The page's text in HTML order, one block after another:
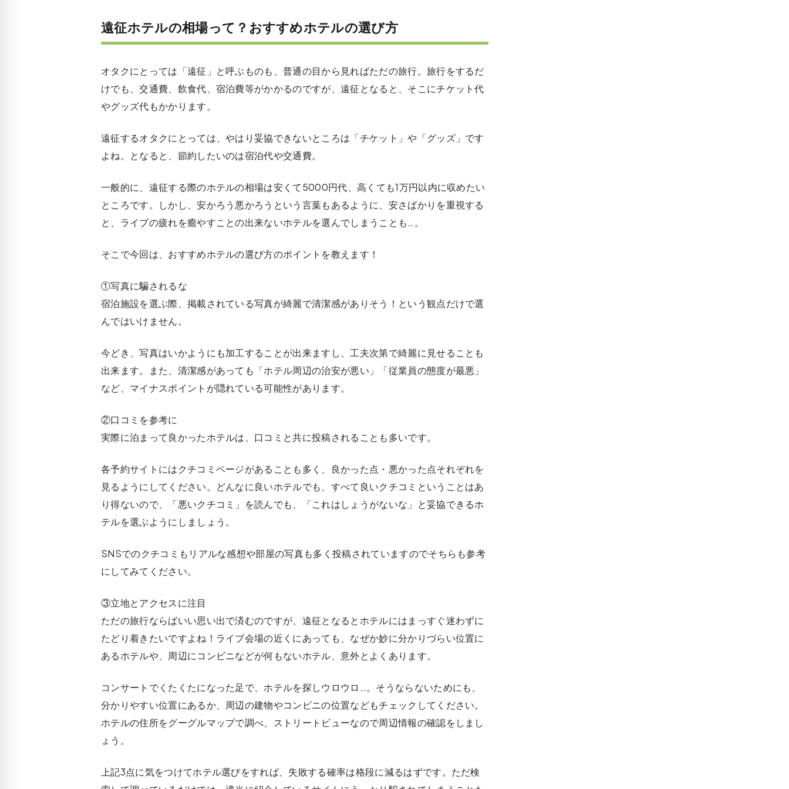
遠征ホテルの相場って？おすすめホテルの選び方
オタクにとっては「遠征」と呼ぶものも、普通の目から見ればただの旅行。旅行をするだ
けでも、交通費、飲食代、宿泊費等がかかるのですが、遠征となると、そこにチケット代
やグッズ代もかかります。
遠征するオタクにとっては、やはり妥協できないところは「チケット」や「グッズ」です
よね。となると、節約したいのは宿泊代や交通費。
一般的に、遠征する際のホテルの相場は安くて5000円代、高くても1万円以内に収めたい
ところです。しかし、安かろう悪かろうという言葉もあるように、安さばかりを重視する
と、ライブの疲れを癒やすことの出来ないホテルを選んでしまうことも…。
そこで今回は、おすすめホテルの選び方のポイントを教えます！
①写真に騙されるな
宿泊施設を選ぶ際、掲載されている写真が綺麗で清潔感がありそう！という観点だけで選
んではいけません。
今どき、写真はいかようにも加工することが出来ますし、工夫次第で綺麗に見せることも
出来ます。また、清潔感があっても「ホテル周辺の治安が悪い」「従業員の態度が最悪」
など、マイナスポイントが隠れている可能性があります。
②口コミを参考に
実際に泊まって良かったホテルは、口コミと共に投稿されることも多いです。
各予約サイトにはクチコミページがあることも多く、良かった点・悪かった点それぞれを
見るようにしてください。どんなに良いホテルでも、すべて良いクチコミということはあ
り得ないので、「悪いクチコミ」を読んでも、「これはしょうがないな」と妥協できるホ
テルを選ぶようにしましょう。
SNSでのクチコミもリアルな感想や部屋の写真も多く投稿されていますのでそちらも参考
にしてみてください。
③立地とアクセスに注目
ただの旅行ならばいい思い出で済むのですが、遠征となるとホテルにはまっすぐ迷わずに
たどり着きたいですよね！ライブ会場の近くにあっても、なぜか妙に分かりづらい位置に
あるホテルや、周辺にコンビニなどが何もないホテル、意外とよくあります。
コンサートでくたくたになった足で、ホテルを探しウロウロ…。そうならないためにも、
分かりやすい位置にあるか、周辺の建物やコンビニの位置などもチェックしてください。
ホテルの住所をグーグルマップで調べ、ストリートビューなので周辺情報の確認をしまし
ょう。
上記3点に気をつけてホテル選びをすれば、失敗する確率は格段に減るはずです。ただ検